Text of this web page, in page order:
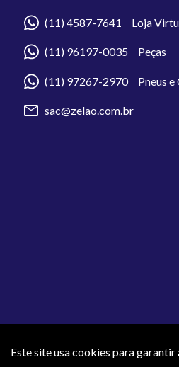
Este site usa cookies para
(11) 4587-7641 Loja
(11) 96197-0035 Peças
(11) 97267-2970 Pneus e
sac@zelao.com.br